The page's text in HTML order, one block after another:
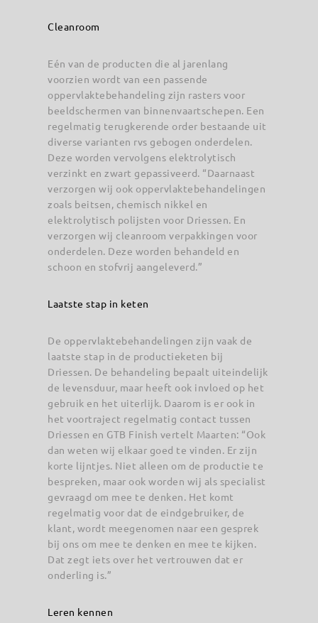
Cleanroom
Eén van de producten die al jarenlang
voorzien wordt van een passende
oppervlaktebehandeling zijn rasters voor
beeldschermen van binnenvaartschepen. Een
regelmatig terugkerende order bestaande uit
diverse varianten rvs gebogen onderdelen.
Deze worden vervolgens elektrolytisch
verzinkt en zwart gepassiveerd. “Daarnaast
verzorgen wij ook oppervlaktebehandelingen
zoals beitsen, chemisch nikkel en
elektrolytisch polijsten voor Driessen. En
verzorgen wij cleanroom verpakkingen voor
onderdelen. Deze worden behandeld en
schoon en stofvrij aangeleverd.”
Laatste stap in keten
De oppervlaktebehandelingen zijn vaak de
laatste stap in de productieketen bij
Driessen. De behandeling bepaalt uiteindelijk
de levensduur, maar heeft ook invloed op het
gebruik en het uiterlijk. Daarom is er ook in
het voortraject regelmatig contact tussen
Driessen en GTB Finish vertelt Maarten: “Ook
dan weten wij elkaar goed te vinden. Er zijn
korte lijntjes. Niet alleen om de productie te
bespreken, maar ook worden wij als specialist
gevraagd om mee te denken. Het komt
regelmatig voor dat de eindgebruiker, de
klant, wordt meegenomen naar een gesprek
bij ons om mee te denken en mee te kijken.
Dat zegt iets over het vertrouwen dat er
onderling is.”
Leren kennen